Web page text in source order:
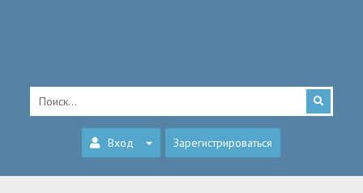
Вход Зарегистрироваться